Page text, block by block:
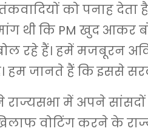
को पनाह देता
थी कि PM खुद आकर
रहे हैं। हमें मजबूरन
हम जानते हैं कि इससे
में अपने सांसदों
वोटिंग करने के